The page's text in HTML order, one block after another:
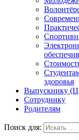
здоровья
Выпускнику
Сотруднику
Родителям
Поиск для: